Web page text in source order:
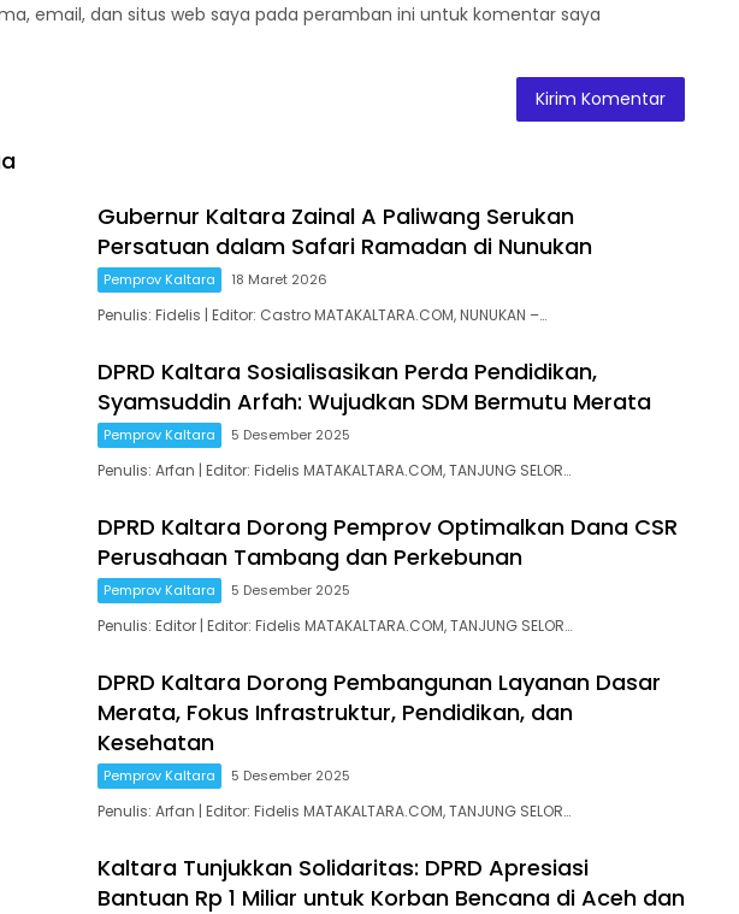
email, dan situs web saya pada peramban ini untuk komentar saya
Gubernur Kaltara Zainal A Paliwang Serukan
Persatuan dalam Safari Ramadan di Nunukan
Pemprov Kaltara 18 Maret 2026
Penulis: Fidelis | Editor: Castro MATAKALTARA.COM, NUNUKAN –…
DPRD Kaltara Sosialisasikan Perda Pendidikan,
Syamsuddin Arfah: Wujudkan SDM Bermutu Merata
Pemprov Kaltara 5 Desember 2025
Penulis: Arfan | Editor: Fidelis MATAKALTARA.COM, TANJUNG SELOR…
DPRD Kaltara Dorong Pemprov Optimalkan Dana CSR
Perusahaan Tambang dan Perkebunan
Pemprov Kaltara 5 Desember 2025
Penulis: Editor | Editor: Fidelis MATAKALTARA.COM, TANJUNG SELOR…
DPRD Kaltara Dorong Pembangunan Layanan Dasar
Merata, Fokus Infrastruktur, Pendidikan, dan
Kesehatan
Pemprov Kaltara 5 Desember 2025
Penulis: Arfan | Editor: Fidelis MATAKALTARA.COM, TANJUNG SELOR…
Kaltara Tunjukkan Solidaritas: DPRD Apresiasi
Bantuan Rp 1 Miliar untuk Korban Bencana di Aceh dan